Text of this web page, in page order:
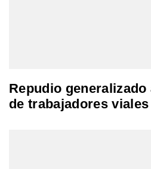
Repudio
de trabajadores